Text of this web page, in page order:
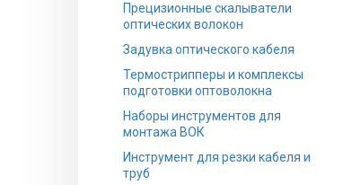
Прецизионные скалыватели
оптических волокон
Задувка оптического кабеля
Термострипперы и комплексы
подготовки оптоволокна
Наборы инструментов для
монтажа ВОК
Инструмент для резки кабеля и
труб